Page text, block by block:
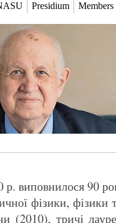
Presidium Members
р. виповнилося 90
фізики,
(2010), тричі